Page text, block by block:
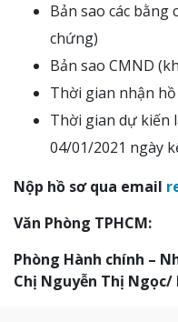
Bản sao các bằng
chứng)
Bản sao CMND
Thời gian nhận
Thời gian dự kiến
04/01/2021 ngày
Nộp hồ sơ qua email
Văn Phòng TPHCM:
Phòng Hành chính –
Chị Nguyễn Thị Ngọc/